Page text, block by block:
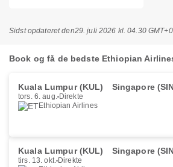
Sidst opdateret den29. juli 2026 kl. 04.30 GMT+0
Book og få de bedste Ethiopian
Kuala Lumpur (KUL) Singapore
tors. 6. aug. Direkte
Ethiopian Airlines
Kuala Lumpur (KUL) Singapore
tirs. 13. okt. Direkte